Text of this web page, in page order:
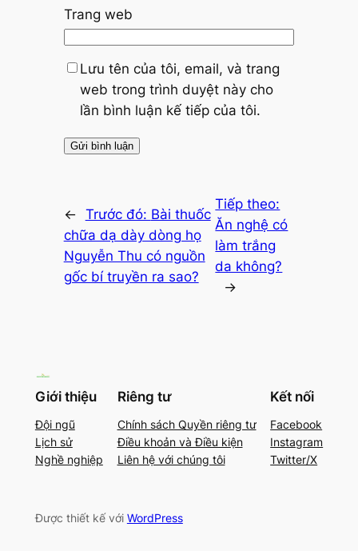
Trang web
Lưu tên của tôi, email, và trang
web trong trình duyệt này cho
lần bình luận kế tiếp của tôi.
← Trước đó: Bài thuốc
chữa dạ dày dòng họ
Nguyễn Thu có nguồn
gốc bí truyền ra sao?
Tiếp theo:
Ăn nghệ có
làm trắng
da không?
→
Giới thiệu
Đội ngũ
Lịch sử
Nghề nghiệp
Riêng tư
Chính sách Quyền riêng tư
Điều khoản và Điều kiện
Liên hệ với chúng tôi
Kết nối
Facebook
Instagram
Twitter/X
Được thiết kế với WordPress